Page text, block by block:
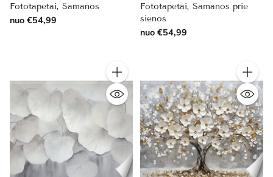
Fototapetai, Samanos
nuo €54,99
Fototapetai, Samanos prie
sienos
nuo €54,99
Kiekis Kiekis